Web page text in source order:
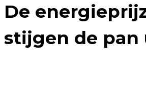
De
stijgen de pan